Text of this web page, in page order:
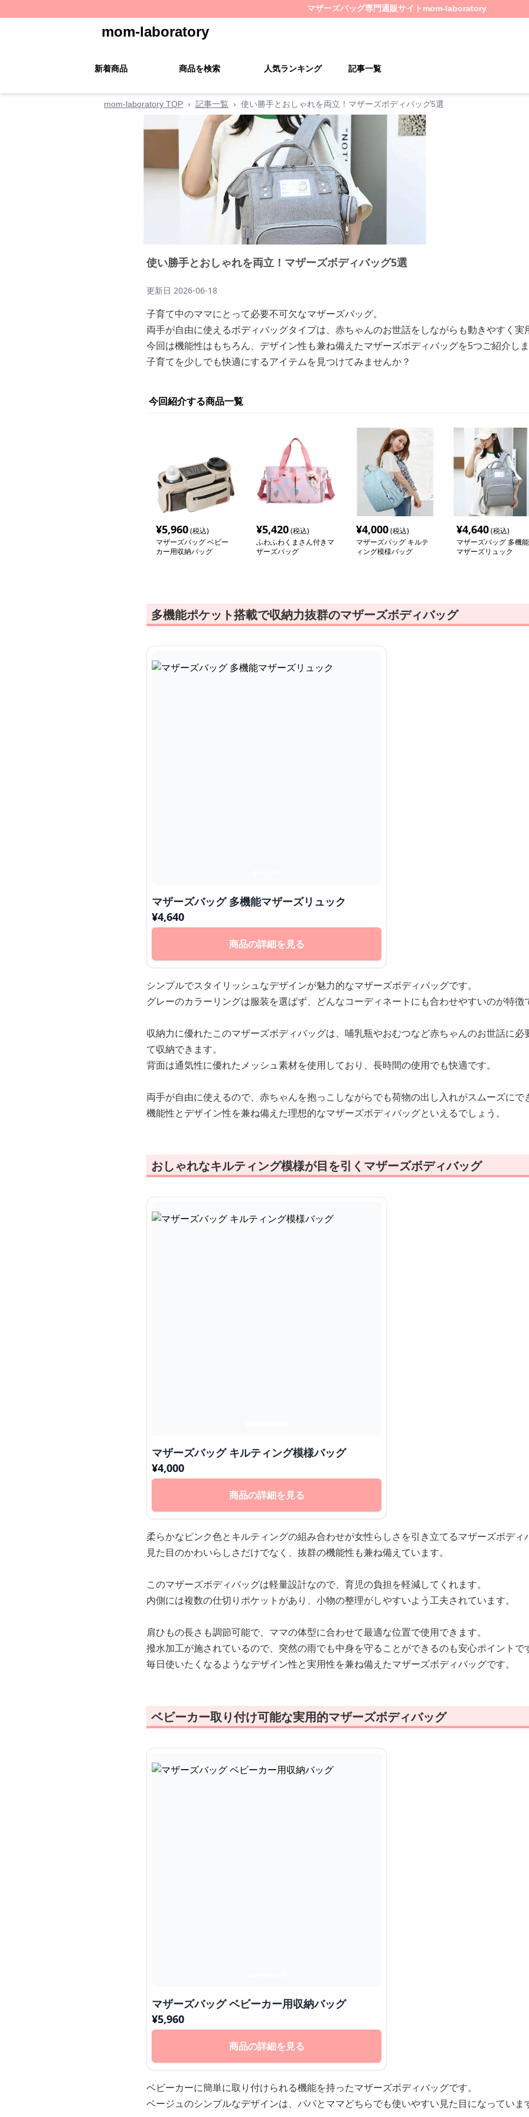
マザーズバッグ専門通販サイト mom-laboratory
mom-laboratory
新着商品 商品を検索 人気ランキング 記事一覧
mom-laboratory TOP › 記事一覧 › 使い勝手とおしゃれを両立！マザーズボディバッグ5選
使い勝手とおしゃれを両立！マザーズボディバッグ5選
更新日 2026-06-18
子育て中のママにとって必要不可欠なマザーズバッグ。
両手が自由に使えるボディバッグタイプは、赤ちゃんのお世話をしながらも動きやすく実
今回は機能性はもちろん、デザイン性も兼ね備えたマザーズボディバッグを5つご紹介し
子育てを少しでも快適にするアイテムを見つけてみませんか？
今回紹介する商品一覧
¥5,960(税込)
マザーズバッグ ベビー
カー用収納バッグ
¥5,420(税込)
ふわふわくまさん付きマ
ザーズバッグ
¥4,000(税込)
マザーズバッグ キルテ
ィング模様バッグ
¥4,640(税込)
マザーズバッグ 多機能
マザーズリュック
多機能ポケット搭載で収納力抜群のマザーズボディバッグ
マザーズバッグ 多機能マザーズリュック
¥4,640
商品の詳細を見る
シンプルでスタイリッシュなデザインが魅力的なマザーズボディバッグです。
グレーのカラーリングは服装を選ばず、どんなコーディネートにも合わせやすいのが特徴
収納力に優れたこのマザーズボディバッグは、哺乳瓶やおむつなど赤ちゃんのお世話に
て収納できます。
背面は通気性に優れたメッシュ素材を使用しており、長時間の使用でも快適です。
両手が自由に使えるので、赤ちゃんを抱っこしながらでも荷物の出し入れがスムーズにで
機能性とデザイン性を兼ね備えた理想的なマザーズボディバッグといえるでしょう。
おしゃれなキルティング模様が目を引くマザーズボディバッグ
マザーズバッグ キルティング模様バッグ
¥4,000
商品の詳細を見る
柔らかなピンク色とキルティングの組み合わせが女性らしさを引き立てるマザーズボディ
見た目のかわいらしさだけでなく、抜群の機能性も兼ね備えています。
このマザーズボディバッグは軽量設計なので、育児の負担を軽減してくれます。
内側には複数の仕切りポケットがあり、小物の整理がしやすいよう工夫されています。
肩ひもの長さも調節可能で、ママの体型に合わせて最適な位置で使用できます。
撥水加工が施されているので、突然の雨でも中身を守ることができるのも安心ポイントで
毎日使いたくなるようなデザイン性と実用性を兼ね備えたマザーズボディバッグです。
ベビーカー取り付け可能な実用的マザーズボディバッグ
マザーズバッグ ベビーカー用収納バッグ
¥5,960
商品の詳細を見る
ベビーカーに簡単に取り付けられる機能を持ったマザーズボディバッグです。
ベージュのシンプルなデザインは、パパとママどちらでも使いやすい見た目になっていま